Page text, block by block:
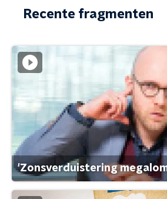
Recente fragmenten
'Zonsverduistering